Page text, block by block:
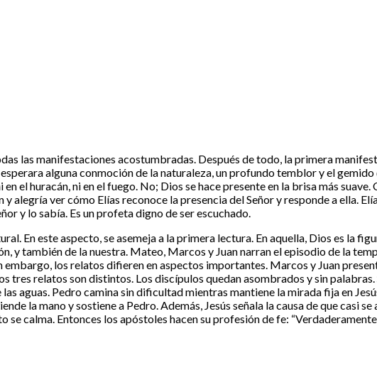
las manifestaciones acostumbradas. Después de todo, la primera
alguna conmoción de la naturaleza, un profundo temblor y el
el huracán, ni en el fuego. No; Dios se hace presente en la brisa más
alegría ver cómo Elías reconoce la presencia del Señor y responde a ella.
y lo sabía. Es un profeta digno de ser escuchado.
En este aspecto, se asemeja a la primera lectura. En aquella, Dios es la
y también de la nuestra. Mateo, Marcos y Juan narran el episodio de la
los relatos difieren en aspectos importantes. Marcos y Juan
tres relatos son distintos. Los discípulos quedan asombrados y sin
aguas. Pedro camina sin dificultad mientras mantiene la mirada fija en
la mano y sostiene a Pedro. Además, Jesús señala la causa de que casi
calma. Entonces los apóstoles hacen su profesión de fe: